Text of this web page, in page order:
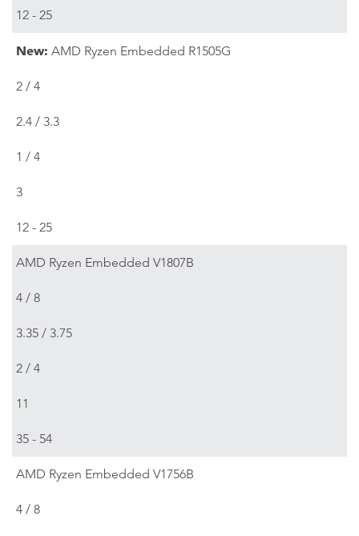
12 - 25
New: AMD Ryzen Embedded R1505G
2 / 4
2.4 / 3.3
1 / 4
3
12 - 25
AMD Ryzen Embedded V1807B
4 / 8
3.35 / 3.75
2 / 4
11
35 - 54
AMD Ryzen Embedded V1756B
4 / 8